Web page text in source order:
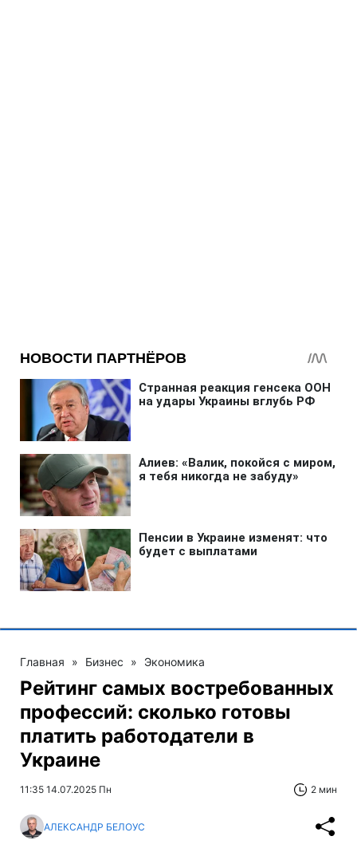
Главная » Бизнес » Экономика
Рейтинг самых востребованных
профессий: сколько готовы
платить работодатели в
Украине
11:35 14.07.2025 Пн 2 мин
АЛЕКСАНДР БЕЛОУС